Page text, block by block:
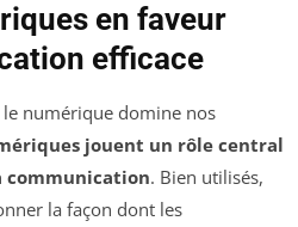
en faveur
efficace
numérique domine nos
jouent un rôle central
communication. Bien utilisés,
la façon dont les